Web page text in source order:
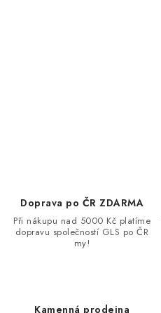
Doprava po ČR ZDARMA
Při nákupu nad 5000 Kč platíme
dopravu společností GLS po ČR
my!
Kamenná prodejna